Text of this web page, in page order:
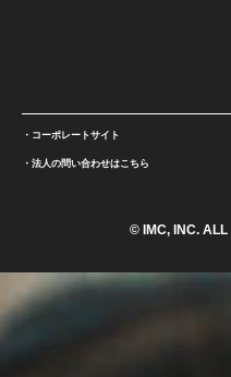
コーポレートサイト
法人の問い合わせはこちら
© IMC, INC. ALL